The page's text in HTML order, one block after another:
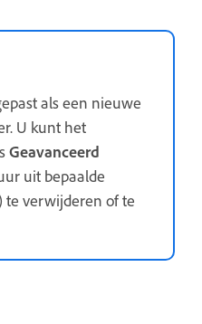
als een nieuwe
U kunt het
Geavanceerd
uit bepaalde
verwijderen of te